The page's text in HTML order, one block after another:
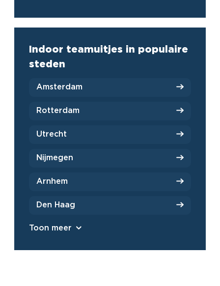
Indoor teamuitjes in populaire
steden
Amsterdam
Rotterdam
Utrecht
Nijmegen
Arnhem
Den Haag
Toon meer